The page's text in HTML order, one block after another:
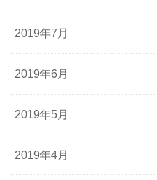
2019年7月
2019年6月
2019年5月
2019年4月